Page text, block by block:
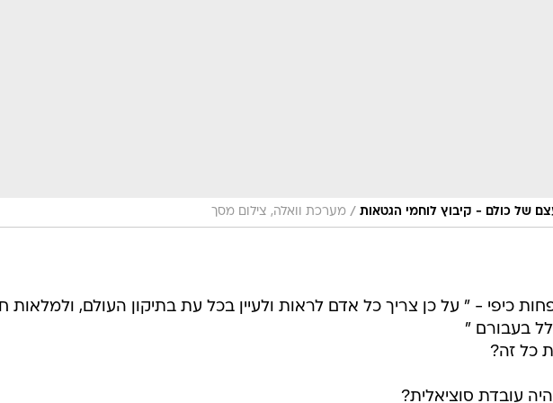
של כולם - קיבוץ לוחמי הגטאות / מערכת וואלה, צילום מסך
כיפי - " על כן צריך כל אדם לראות ולעיין בכל עת בתיקון העולם, ולמלאות
בעבורם "
כל זה?
עובדת סוציאלית?